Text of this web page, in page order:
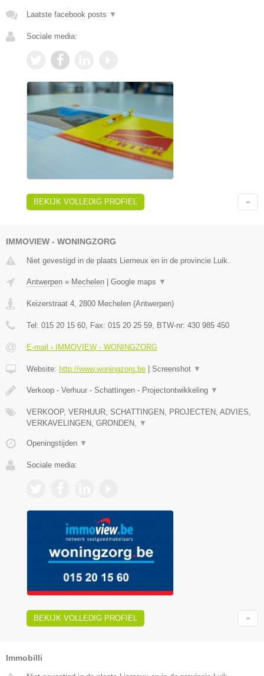
Laatste facebook posts ▼
Sociale media:
BEKIJK VOLLEDIG PROFIEL
IMMOVIEW - WONINGZORG
Niet gevestigd in de plaats Lierneux en in de provincie Luik.
Antwerpen » Mechelen | Google maps ▼
Keizerstraat 4 2800 Mechelen (Antwerpen)
Tel: 015 20 15 60 , Fax: 015 20 25 59 , BTW-nr: 430 985 450
E-mail › IMMOVIEW - WONINGZORG
Website: http://www.woningzorg.be | Screenshot ▼
Verkoop - Verhuur - Schattingen - Projectontwikkeling ▼
VERKOOP, VERHUUR, SCHATTINGEN, PROJECTEN, ADVIES,
VERKAVELINGEN, GRONDEN,
▼
Openingstijden ▼
Sociale media:
BEKIJK VOLLEDIG PROFIEL
Immobilli